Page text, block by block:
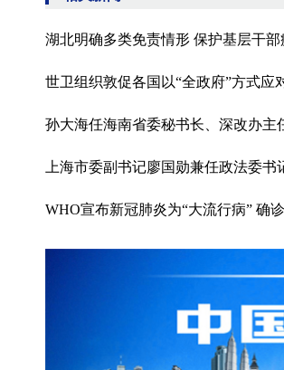
湖北明确多类免责情形 保护基层干
世卫组织敦促各国以“全政府”方式应
孙大海任海南省委秘书长、深改办主
上海市委副书记廖国勋兼任政法委书
WHO宣布新冠肺炎为“大流行病” 确